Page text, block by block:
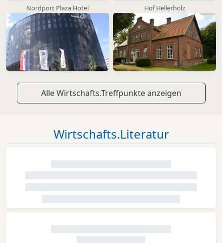
Nordport Plaza Hotel Hof Hellerholz
Alle Wirtschafts.Treffpunkte anzeigen
Wirtschafts.Literatur